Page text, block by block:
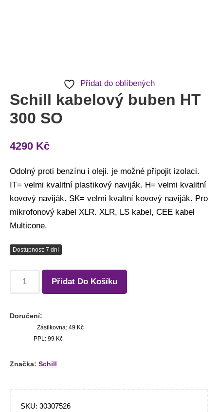
Přidat do oblíbených
Schill kabelový buben HT
300 SO
4290 Kč
Odolný proti benzínu i oleji. je možné připojit izolaci.
IT= velmi kvalitní plastikový naviják. H= velmi kvalitní
kovový naviják. SK= velmi kvaltní kovový naviják. Pro
mikrofonový kabel XLR. XLR, LS kabel, CEE kabel
Multicone.
Dostupnost: 7 dní
Přidat Do Košíku
Doručení:
Zásilkovna: 49 Kč
PPL: 99 Kč
Značka: Schill
SKU: 30307526